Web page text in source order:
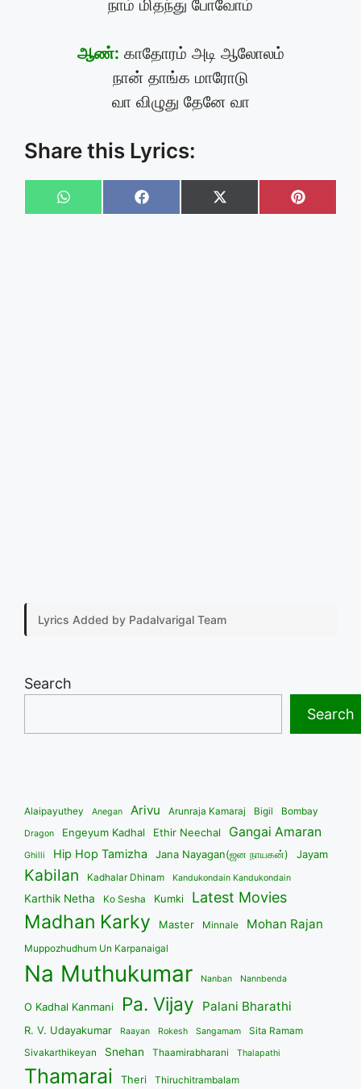
நாம் மிதந்து போவோம்
ஆண்: காதோரம் அடி ஆலோலம்
நான் தாங்க மாரோடு
வா விழுது தேனே வா
Share this Lyrics:
Share
on
Share
on
Share
on
Share
on
Lyrics Added by Padalvarigal Team
Search
Search
Alaipayuthey Anegan Arivu Arunraja Kamaraj Bigil Bombay
Dragon Engeyum Kadhal Ethir Neechal Gangai Amaran
Ghilli Hip Hop Tamizha Jana Nayagan(ஜன நாயகன்) Jayam
Kabilan Kadhalar Dhinam Kandukondain Kandukondain
Karthik Netha Ko Sesha Kumki Latest Movies
Madhan Karky Master Minnale Mohan Rajan
Muppozhudhum Un Karpanaigal
Na Muthukumar Nanban Nannbenda
O Kadhal Kanmani Pa. Vijay Palani Bharathi
R. V. Udayakumar Raayan Rokesh Sangamam
Sita Ramam
Sivakarthikeyan
Snehan Thaamirabharani Thalapathi
Thamarai Theri Thiruchitrambalam